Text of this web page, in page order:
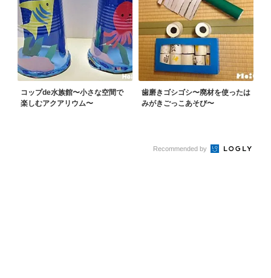
コップde水族館〜小さな空間で
楽しむアクアリウム〜
歯磨きゴシゴシ〜廃材を使ったは
みがきごっこあそび〜
Recommended by